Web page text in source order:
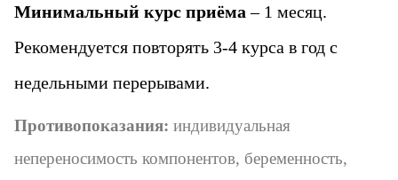
Минимальный курс приёма – 1 месяц.
Рекомендуется повторять 3-4 курса в год с
недельными перерывами.
Противопоказания: индивидуальная
непереносимость компонентов, беременность,